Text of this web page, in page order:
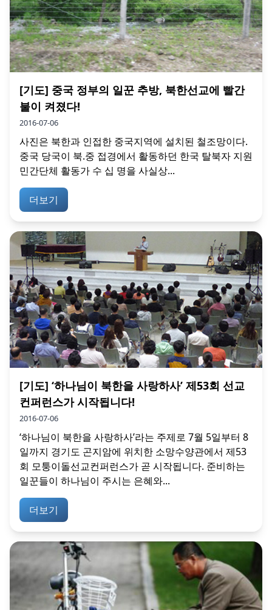
[기도] 중국 정부의 일꾼 추방, 북한선교에 빨간
불이 켜졌다!
2016-07-06
사진은 북한과 인접한 중국지역에 설치된 철조망이다.
중국 당국이 북.중 접경에서 활동하던 한국 탈북자 지원
민간단체 활동가 수 십 명을 사실상...
더보기
[기도] ‘하나님이 북한을 사랑하사’ 제53회 선교
컨퍼런스가 시작됩니다!
2016-07-06
‘하나님이 북한을 사랑하사’라는 주제로 7월 5일부터 8
일까지 경기도 곤지암에 위치한 소망수양관에서 제53
회 모퉁이돌선교컨퍼런스가 곧 시작됩니다. 준비하는
일꾼들이 하나님이 주시는 은혜와...
더보기